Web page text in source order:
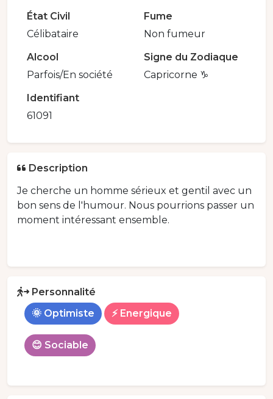
État Civil
Célibataire
Fume
Non fumeur
Alcool
Parfois/En société
Signe du Zodiaque
Capricorne ♑️
Identifiant
61091
Description
Je cherche un homme sérieux et gentil avec un
bon sens de l'humour. Nous pourrions passer un
moment intéressant ensemble.
Personnalité
🌞 Optimiste
⚡ Energique
😊 Sociable